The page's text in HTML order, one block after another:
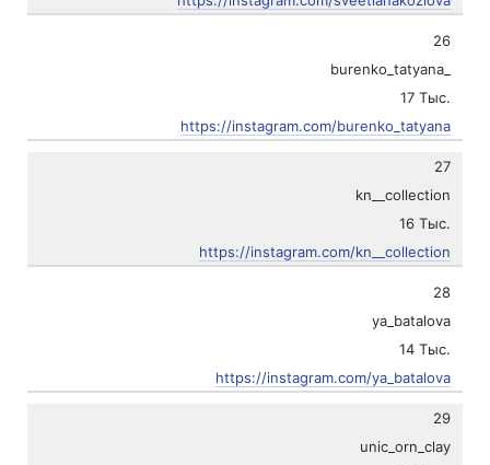
26
burenko_tatyana_
17 Тыс.
https://instagram.com/burenko_tatyana
27
kn__collection
16 Тыс.
https://instagram.com/kn__collection
28
ya_batalova
14 Тыс.
https://instagram.com/ya_batalova
29
unic_orn_clay